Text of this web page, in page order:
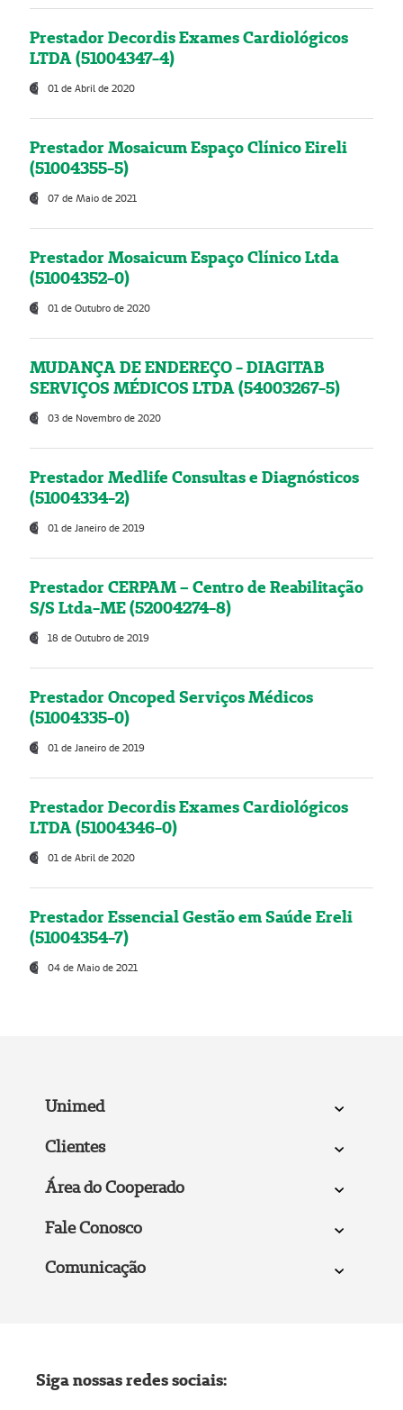
Prestador Decordis Exames Cardiológicos
LTDA (51004347-4)
01 de Abril de 2020
Prestador Mosaicum Espaço Clínico Eireli
(51004355-5)
07 de Maio de 2021
Prestador Mosaicum Espaço Clínico Ltda
(51004352-0)
01 de Outubro de 2020
MUDANÇA DE ENDEREÇO - DIAGITAB
SERVIÇOS MÉDICOS LTDA (54003267-5)
03 de Novembro de 2020
Prestador Medlife Consultas e Diagnósticos
(51004334-2)
01 de Janeiro de 2019
Prestador CERPAM – Centro de Reabilitação
S/S Ltda-ME (52004274-8)
18 de Outubro de 2019
Prestador Oncoped Serviços Médicos
(51004335-0)
01 de Janeiro de 2019
Prestador Decordis Exames Cardiológicos
LTDA (51004346-0)
01 de Abril de 2020
Prestador Essencial Gestão em Saúde Ereli
(51004354-7)
04 de Maio de 2021
Unimed
Clientes
Área do Cooperado
Fale Conosco
Comunicação
Siga nossas redes sociais: